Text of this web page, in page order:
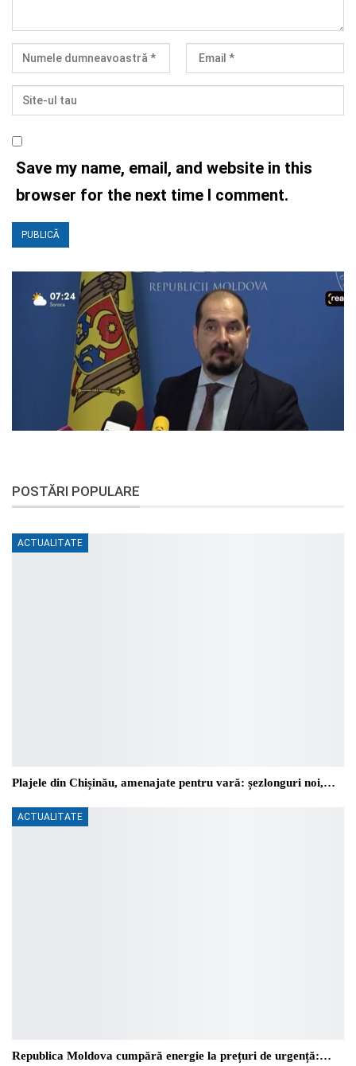
Save my name, email, and website in this
browser for the next time I comment.
POSTĂRI POPULARE
ACTUALITATE
Plajele din Chișinău, amenajate pentru vară: șezlonguri noi,…
ACTUALITATE
Republica Moldova cumpără energie la prețuri de urgență:…